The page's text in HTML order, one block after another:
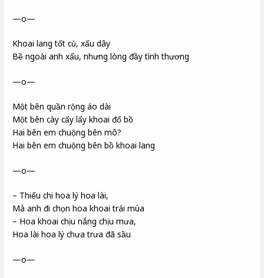
—o—
Khoai lang tốt củ, xấu dây
Bề ngoài anh xấu, nhưng lòng đầy tình thương
—o—
Một bên quần rộng áo dài
Một bên cày cấy lấy khoai đổ bồ
Hai bên em chuộng bên mô?
Hai bên em chuộng bên bồ khoai lang
—o—
– Thiếu chi hoa lý hoa lài,
Mà anh đi chọn hoa khoai trái mùa
– Hoa khoai chịu nắng chịu mưa,
Hoa lài hoa lý chưa trưa đã sầu
—o—